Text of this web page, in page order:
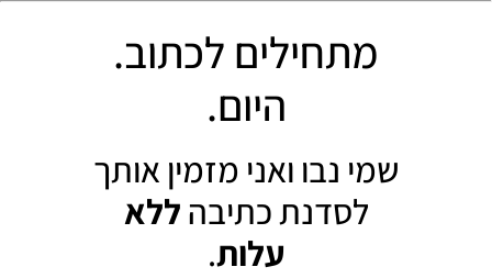
מתחילים לכתוב.
היום.
שמי נבו ואני מזמין אותך
לסדנת כתיבהללא
עלות.